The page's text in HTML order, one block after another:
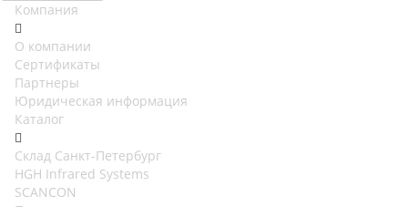
Компания
О компании
Сертификаты
Партнеры
Юридическая информация
Каталог
Cклад Санкт-Петербург
HGH Infrared Systems
SCANCON